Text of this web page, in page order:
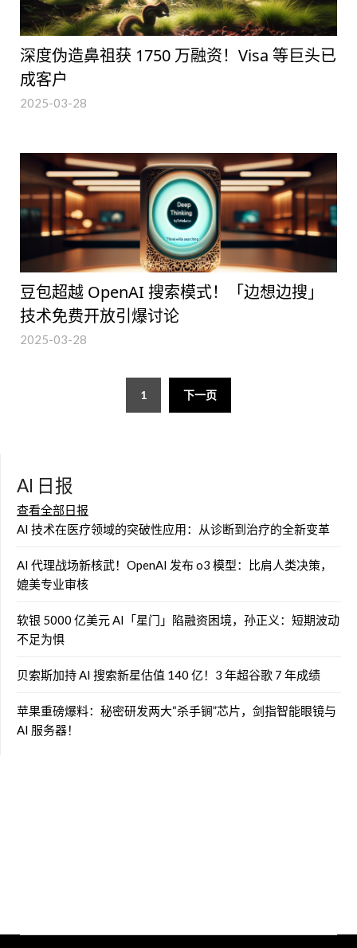
深度伪造鼻祖获 1750 万融资！Visa 等巨头已
成客户
2025-03-28
豆包超越 OpenAI 搜索模式！「边想边搜」
技术免费开放引爆讨论
2025-03-28
1 下一页
AI 日报
查看全部日报
AI 技术在医疗领域的突破性应用：从诊断到治疗的全新变革
AI 代理战场新核武！OpenAI 发布 o3 模型：比肩人类决策，
媲美专业审核
软银 5000 亿美元 AI「星门」陷融资困境，孙正义：短期波动
不足为惧
贝索斯加持 AI 搜索新星估值 140 亿！3 年超谷歌 7 年成绩
苹果重磅爆料：秘密研发两大“杀手锏”芯片，剑指智能眼镜与
AI 服务器！